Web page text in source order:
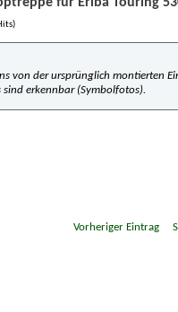
von der ursprünglich montierten
erkennbar (Symbolfotos).
Vorheriger Eintrag